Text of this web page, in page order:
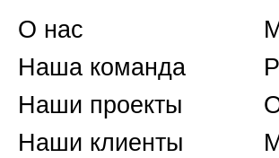
О нас
Наша команда
Наши проекты
Наши клиенты